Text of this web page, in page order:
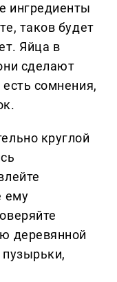
ингредиенты
таков будет
Яйца в
сделают
сомнения,
круглой
ему
деревянной